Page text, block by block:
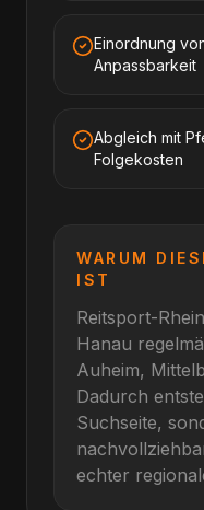
Einordnung
Anpassbarkeit
Abgleich mit
Folgekosten
WARUM
IST
Reitsport-
Hanau
Auheim,
Dadurch
Suchseite,
echter